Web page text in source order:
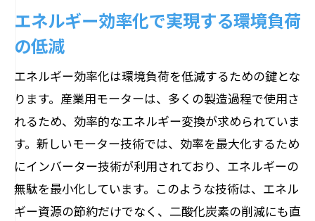
エネルギー効率化で実現する環境負荷
の低減
エネルギー効率化は環境負荷を低減するための鍵とな
ります。産業用モーターは、多くの製造過程で使用さ
れるため、効率的なエネルギー変換が求められていま
す。新しいモーター技術では、効率を最大化するため
にインバーター技術が利用されており、エネルギーの
無駄を最小化しています。このような技術は、エネル
ギー資源の節約だけでなく、二酸化炭素の削減にも直